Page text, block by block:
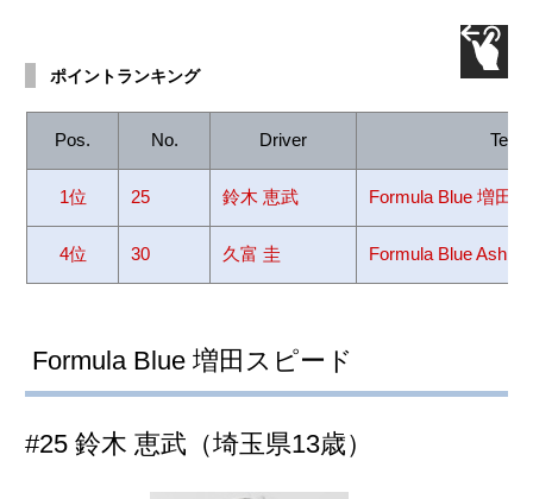
ポイントランキング
Pos. No. Driver Team
1位 25 鈴木 恵武 Formula Blue 増田
4位 30 久富 圭 Formula Blue Ash
Formula Blue 増田スピード
#25 鈴木 恵武（埼玉県13歳）